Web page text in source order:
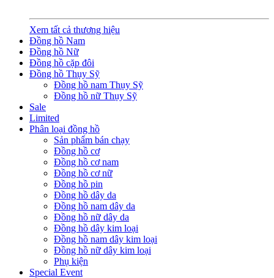
Xem tất cả thương hiệu
Đồng hồ Nam
Đồng hồ Nữ
Đồng hồ cặp đôi
Đồng hồ Thụy Sỹ
Đồng hồ nam Thụy Sỹ
Đồng hồ nữ Thụy Sỹ
Sale
Limited
Phân loại đồng hồ
Sản phẩm bán chạy
Đồng hồ cơ
Đồng hồ cơ nam
Đồng hồ cơ nữ
Đồng hồ pin
Đồng hồ dây da
Đồng hồ nam dây da
Đồng hồ nữ dây da
Đồng hồ dây kim loại
Đồng hồ nam dây kim loại
Đồng hồ nữ dây kim loại
Phụ kiện
Special Event